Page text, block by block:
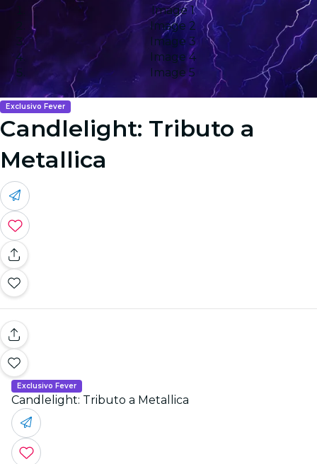
Image 1
Image 2
Image 3
Image 4
Image 5
Exclusivo Fever
Candlelight: Tributo a
Metallica
Exclusivo Fever
Candlelight: Tributo a Metallica